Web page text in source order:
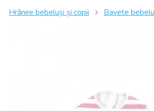
Hrănire bebeluși și copii Bavete